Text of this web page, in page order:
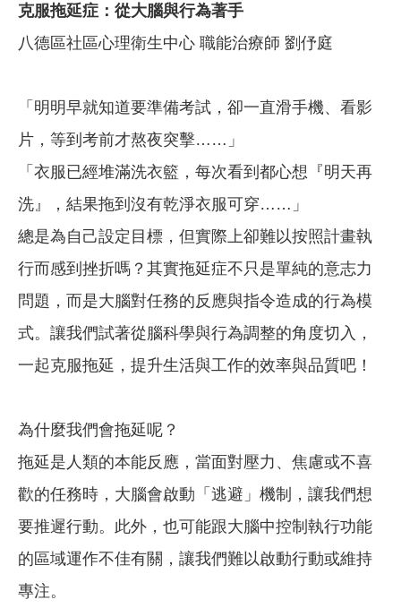
克服拖延症：從大腦與行為著手
八德區社區心理衛生中心 職能治療師 劉伃庭
「明明早就知道要準備考試，卻一直滑手機、看影
片，等到考前才熬夜突擊……」
「衣服已經堆滿洗衣籃，每次看到都心想『明天再
洗』，結果拖到沒有乾淨衣服可穿……」
總是為自己設定目標，但實際上卻難以按照計畫執
行而感到挫折嗎？其實拖延症不只是單純的意志力
問題，而是大腦對任務的反應與指令造成的行為模
式。讓我們試著從腦科學與行為調整的角度切入，
一起克服拖延，提升生活與工作的效率與品質吧！
為什麼我們會拖延呢？
拖延是人類的本能反應，當面對壓力、焦慮或不喜
歡的任務時，大腦會啟動「逃避」機制，讓我們想
要推遲行動。此外，也可能跟大腦中控制執行功能
的區域運作不佳有關，讓我們難以啟動行動或維持
專注。